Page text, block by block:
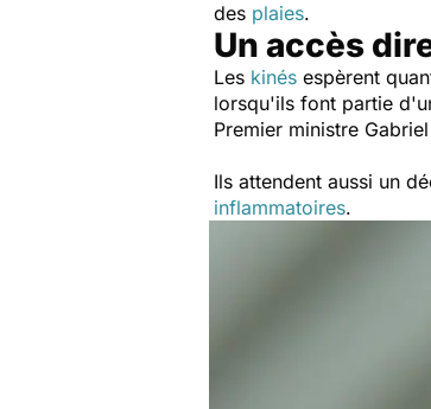
des plaies.
Un accès
Les kinés espèrent
lorsqu'ils font partie
Premier ministre
Ils attendent aussi un
inflammatoires.